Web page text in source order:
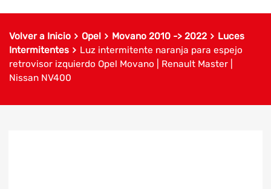
Volver a Inicio Opel Movano 2010 -> 2022
Luces
Intermitentes
Luz intermitente naranja para espejo
retrovisor izquierdo Opel Movano | Renault Master |
Nissan NV400